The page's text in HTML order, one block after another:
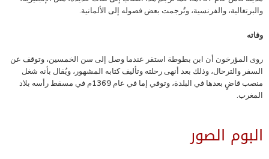
والبرتغالية، والفرنسية، وتُرجمت بعض فصوله إلى الألمانية.
وفاته
روى المؤرخون أن ابن بطوطة استقر عندما وصل إلى سن الخمسين، وتوقف عن
السفر والترحال، وذلك بعد أنهى رحلته وتأليف كتابه المشهور، ويُقال بأنه شغل
منصب قاضٍ بعدها في البلدة، وتوفي إما في عام 1369م في مسقط رأسه بلاد
المغرب.
البوم الصور